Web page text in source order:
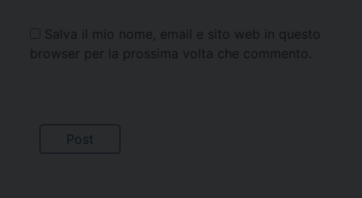
Salva il mio nome, email e sito web in questo
browser per la prossima volta che commento.